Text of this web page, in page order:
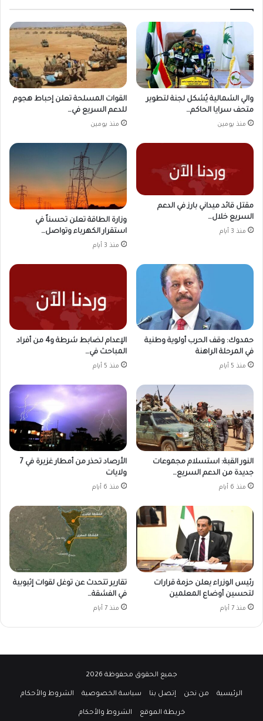
والي الشمالية يُشكل لجنة لتطوير
متحف سرايا الحاكم…
منذ يومين
القوات المسلحة تعلن إحباط هجوم
للدعم السريع في…
منذ يومين
مقتل قائد ميداني بارز في الدعم
السريع خلال…
منذ 3 أيام
وزارة الطاقة تعلن تحسناً في
استقرار الكهرباء وتواصل…
منذ 3 أيام
حمدوك: وقف الحرب أولوية وطنية
في المرحلة الراهنة
منذ 5 أيام
الإعدام لضابط شرطة و4 من أفراد
المباحث في…
منذ 5 أيام
النور القبة: استسلام مجموعات
جديدة من الدعم السريع…
منذ 6 أيام
الأرصاد تحذر من أمطار غزيرة في 7
ولايات
منذ 6 أيام
رئيس الوزراء يعلن حزمة قرارات
لتحسين أوضاع المعلمين
منذ 7 أيام
تقارير تتحدث عن توغل لقوات إثيوبية
في الفشقة…
منذ 7 أيام
جميع الحقوق محفوظة 2026
الرئيسية من نحن إتصل بنا سياسة الخصوصية الشروط والأحكام
خريطة الموقع الشروط والأحكام